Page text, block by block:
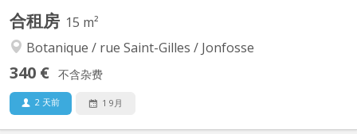
合租房 15 m²
Botanique / rue Saint-Gilles / Jonfosse
340 € 不含杂费
2 天前 1 9月